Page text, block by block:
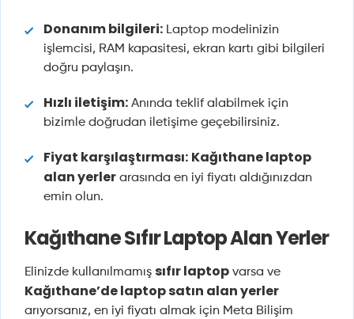
Donanım bilgileri: Laptop modelinizin
işlemcisi, RAM kapasitesi, ekran kartı gibi bilgileri
doğru paylaşın.
Hızlı iletişim: Anında teklif alabilmek için
bizimle doğrudan iletişime geçebilirsiniz.
Fiyat karşılaştırması: Kağıthane laptop
alan yerler arasında en iyi fiyatı aldığınızdan
emin olun.
Kağıthane Sıfır Laptop Alan Yerler
Elinizde kullanılmamış sıfır laptop varsa ve
Kağıthane’de laptop satın alan yerler
arıyorsanız, en iyi fiyatı almak için Meta Bilişim